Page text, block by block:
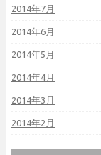
2014年7月
2014年6月
2014年5月
2014年4月
2014年3月
2014年2月